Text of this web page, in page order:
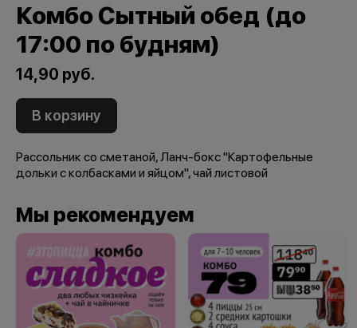
Комбо Сытный обед (до
17:00 по будням)
14,90 руб.
В корзину
Рассольник со сметаной, Ланч-бокс "Картофельные
дольки с колбасками и яйцом", чай листовой
Мы рекомендуем